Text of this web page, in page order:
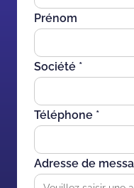
Prénom
Société *
Téléphone *
Adresse de